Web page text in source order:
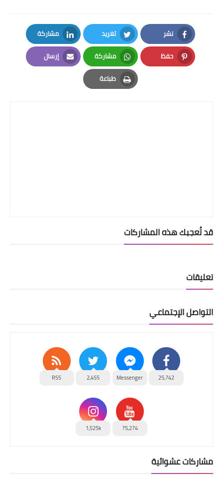
نشر
Facebook
تغريد
Twitter
مشاركة
LinkedIn
حفظ
Pinterest
مشاركة
Whatsapp
إرسال
Email
طباعة
Print
قد تُعجبك هذه المشاركات
تعليقات
التواصل الإجتماعي
25,742
Messenger
2,455
RSS
75,274
1,525k
مشاركات عشوائية